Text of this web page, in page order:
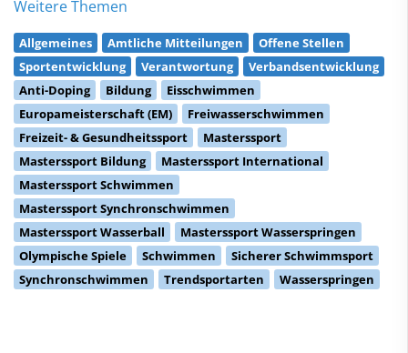
Weitere Themen
Allgemeines Amtliche Mitteilungen
Offene Stellen
Sportentwicklung
Verantwortung
Verbandsentwicklung
Anti-Doping
Bildung
Eisschwimmen
Europameisterschaft (EM)
Freiwasserschwimmen
Freizeit- & Gesundheitssport
Masterssport
Masterssport Bildung
Masterssport International
Masterssport Schwimmen
Masterssport Synchronschwimmen
Masterssport Wasserball
Masterssport Wasserspringen
Olympische Spiele
Schwimmen
Sicherer Schwimmsport
Synchronschwimmen
Trendsportarten Wasserspringen